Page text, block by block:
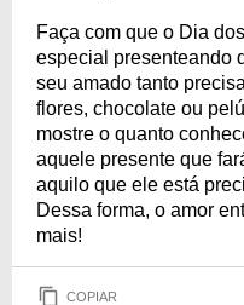
Faça com que o Dia
especial presenteando
seu amado tanto
flores, chocolate ou
mostre o quanto
aquele presente que
aquilo que ele está
Dessa forma, o amor
mais!
COPIAR